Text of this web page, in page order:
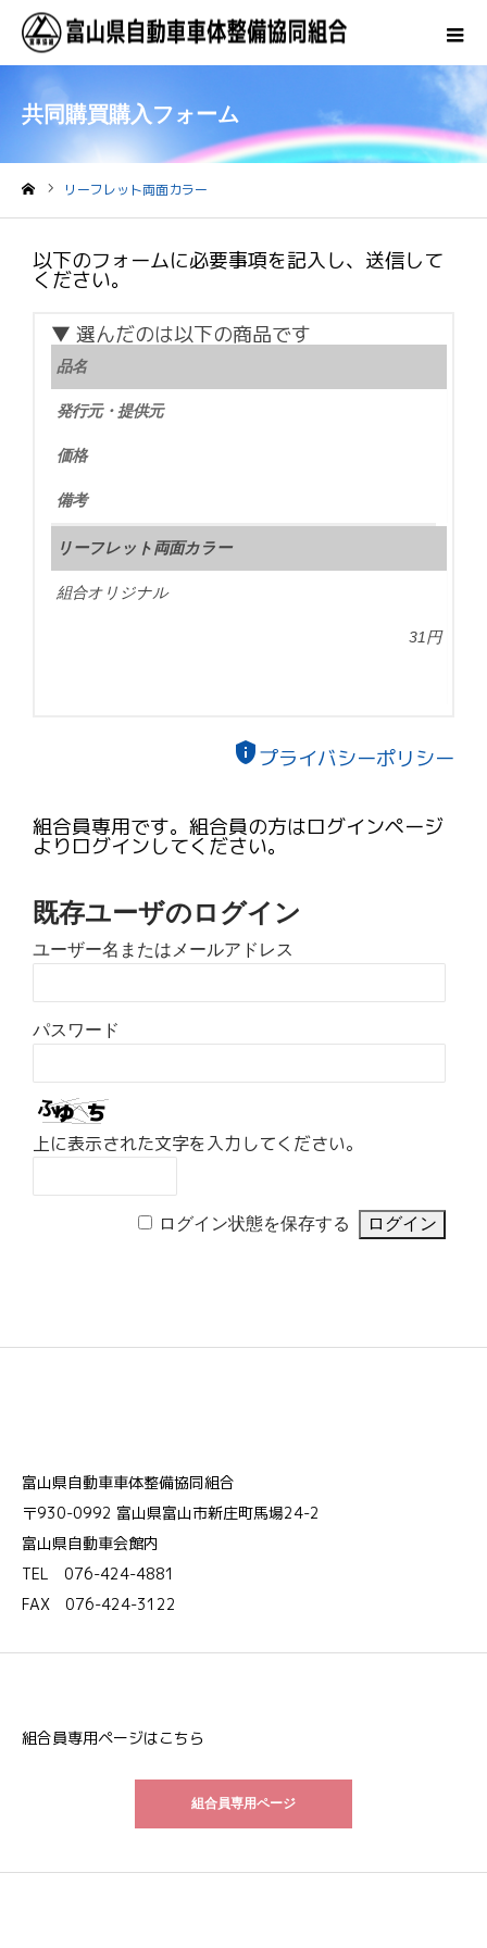
共同購買購入フォーム
リーフレット両面カラー
以下のフォームに必要事項を記入し、送信して
ください。
▼ 選んだのは以下の商品です
品名
発行元・提供元
価格
備考
リーフレット両面カラー
組合オリジナル
31円
privacy_tipプライバシーポリシー
組合員専用です。組合員の方はログインページ
よりログインしてください。
既存ユーザのログイン
ユーザー名またはメールアドレス
パスワード
上に表示された文字を入力してください。
ログイン状態を保存する
富山県自動車車体整備協同組合
〒930-0992 富山県富山市新庄町馬場24-2
富山県自動車会館内
TEL 076-424-4881
FAX 076-424-3122
組合員専用ページはこちら
組合員専用ページ